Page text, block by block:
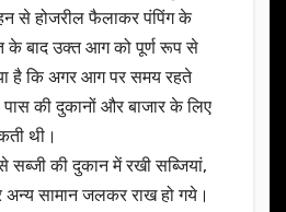
से होजरील फैलाकर पंपिंग के
के बाद उक्त आग को पूर्ण रूप से
है कि अगर आग पर समय रहते
पास की दुकानों और बाजार के लिए
थी।
की दुकान में रखी सब्जियां,
अन्य सामान जलकर राख हो गये।